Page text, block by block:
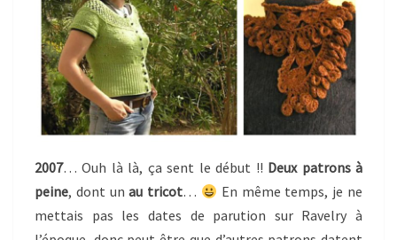
2007… Ouh là là, ça sent le début !! Deux patrons à
peine, dont unau tricot…
En même temps, je ne
mettais pas les dates de parution sur Ravelry à